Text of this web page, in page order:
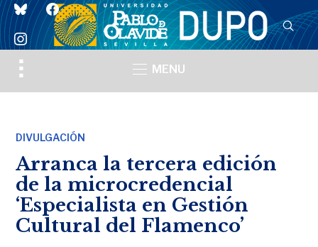
blueskyfacebook
instagram
Toggle
sidebar
MENU
DIVULGACIÓN
Arranca la tercera edición
de la microcredencial
‘Especialista en Gestión
Cultural del Flamenco’